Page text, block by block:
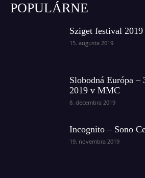
POPULÁRNE
Sziget festival
15. augusta 2019
Slobodná Európa
2019 v MMC
8. decembra 2019
Incognito – Sono
19. novembra 2019